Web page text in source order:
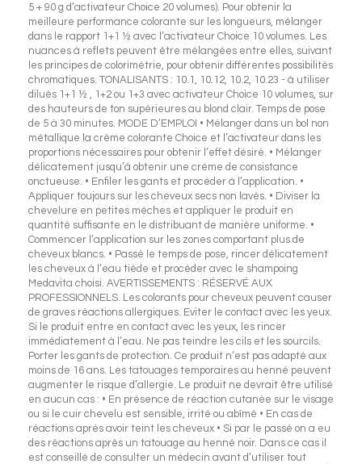
5 + 90 g d’activateur Choice 20 volumes). Pour obtenir la
meilleure performance colorante sur les longueurs, mélanger
dans le rapport 1+1 ½ avec l’activateur Choice 10 volumes. Les
nuances à reflets peuvent être mélangées entre elles, suivant
les principes de colorimétrie, pour obtenir différentes possibilités
chromatiques. TONALISANTS : 10.1, 10.12, 10.2, 10.23 - à utiliser
dilués 1+1 ½ , 1+2 ou 1+3 avec activateur Choice 10 volumes, sur
des hauteurs de ton supérieures au blond clair. Temps de pose
de 5 à 30 minutes. MODE D’EMPLOI • Mélanger dans un bol non
métallique la crème colorante Choice et l’activateur dans les
proportions nécessaires pour obtenir l’effet désiré. • Mélanger
délicatement jusqu’à obtenir une crème de consistance
onctueuse. • Enfiler les gants et procéder à l’application. •
Appliquer toujours sur les cheveux secs non lavés. • Diviser la
chevelure en petites mèches et appliquer le produit en
quantité suffisante en le distribuant de manière uniforme. •
Commencer l’application sur les zones comportant plus de
cheveux blancs. • Passé le temps de pose, rincer délicatement
les cheveux à l’eau tiède et procéder avec le shampoing
Medavita choisi. AVERTISSEMENTS : RÉSERVÉ AUX
PROFESSIONNELS. Les colorants pour cheveux peuvent causer
de graves réactions allergiques. Eviter le contact avec les yeux.
Si le produit entre en contact avec les yeux, les rincer
immédiatement à l’eau. Ne pas teindre les cils et les sourcils.
Porter les gants de protection. Ce produit n’est pas adapté aux
moins de 16 ans. Les tatouages temporaires au henné peuvent
augmenter le risque d’allergie. Le produit ne devrait être utilisé
en aucun cas : • En présence de réaction cutanée sur le visage
ou si le cuir chevelu est sensible, irrité ou abîmé • En cas de
réactions après avoir teint les cheveux • Si par le passé on a eu
des réactions après un tatouage au henné noir. Dans ce cas il
est conseillé de consulter un médecin avant d’utiliser tout